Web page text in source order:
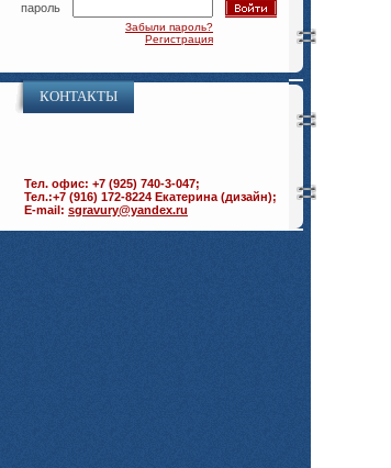
пароль
Забыли пароль?
Регистрация
КОНТАКТЫ
Тел. офис: +7 (925) 740-3-047;
Тел.:+7 (916) 172-8224 Екатерина (дизайн);
E-mail: sgravury@yandex.ru